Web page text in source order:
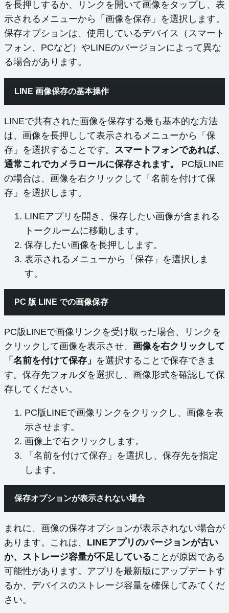
を長押しするか、リンクを開いて画像をタップし、表
示されるメニューから「画像を保存」を選択します。
保存オプションは、使用しているデバイス（スマート
フォン、PCなど）やLINEのバージョンによって異な
る場合があります。
LINE 画像保存の基本操作
LINEで共有された画像を保存する最も基本的な方法
は、画像を長押しして表示されるメニューから「保
存」を選択することです。 スマートフォンであれば、
通常これでカメラロールに保存されます。
PC版LINE
の場合は、画像を右クリックして「名前を付けて保
存」を選択します。
LINEアプリを開き、保存したい画像が含まれる
トークルームに移動します。
保存したい画像を長押しします。
表示されるメニューから「保存」を選択しま
す。
PC 版 LINE での画像保存
PC版LINEで画像リンクを受け取った場合、リンクを
クリックして画像を表示させ、 画像を右クリックして
「名前を付けて保存」 を選択することで保存できま
す。保存先フォルダを選択し、画像形式を確認して保
存してください。
PC版LINEで画像リンクをクリックし、画像を表
示させます。
画像上で右クリックします。
「名前を付けて保存」を選択し、保存先を指定
します。
保存オプションが表示されない場合
まれに、画像の保存オプションが表示されない場合が
あります。これは、 LINEアプリのバージョンが古い
か、ストレージ容量が不足していることが原因である
可能性があります。アプリを最新版にアップデートす
るか、デバイスのストレージ容量を確保してみてくだ
さい。